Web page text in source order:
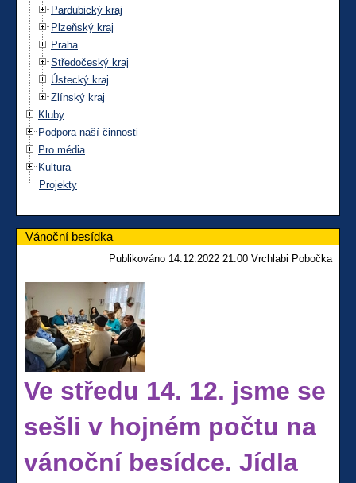
Pardubický kraj
Plzeňský kraj
Praha
Středočeský kraj
Ústecký kraj
Zlínský kraj
Kluby
Podpora naší činnosti
Pro média
Kultura
Projekty
Vánoční besídka
Publikováno 14.12.2022 21:00 Vrchlabi Pobočka
Ve středu 14. 12. jsme se
sešli v hojném počtu na
vánoční besídce. Jídla